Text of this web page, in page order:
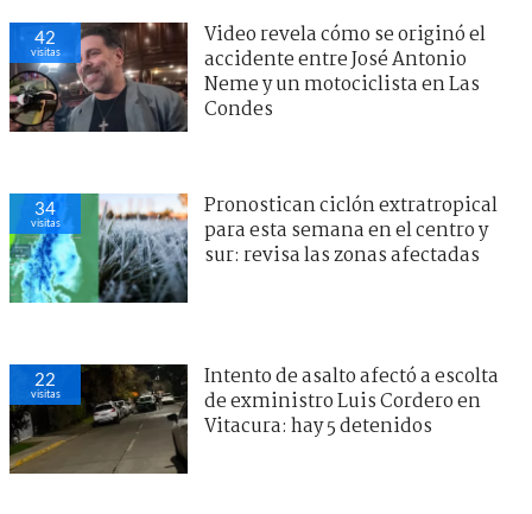
42
visitas
Video revela cómo se originó el
accidente entre José Antonio
Neme y un motociclista en Las
Condes
34
visitas
Pronostican ciclón extratropical
para esta semana en el centro y
sur: revisa las zonas afectadas
22
visitas
Intento de asalto afectó a escolta
de exministro Luis Cordero en
Vitacura: hay 5 detenidos